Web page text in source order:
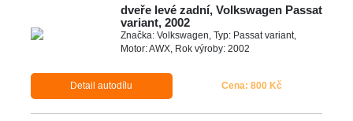
dveře levé zadní, Volkswagen Passat
variant, 2002
Značka: Volkswagen, Typ: Passat variant,
Motor: AWX, Rok výroby: 2002
Detail autodílu Cena: 800 Kč